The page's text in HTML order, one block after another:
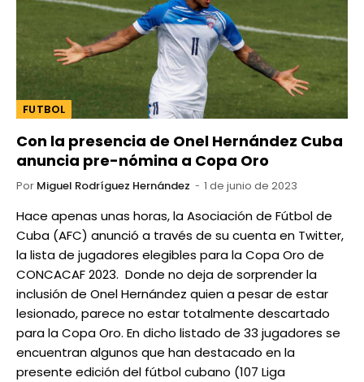
FUTBOL
Con la presencia de Onel Hernández Cuba
anuncia pre-nómina a Copa Oro
Por Miguel Rodríguez Hernández 1 de junio de 2023
Hace apenas unas horas, la Asociación de Fútbol de
Cuba (AFC) anunció a través de su cuenta en Twitter,
la lista de jugadores elegibles para la Copa Oro de
CONCACAF 2023. Donde no deja de sorprender la
inclusión de Onel Hernández quien a pesar de estar
lesionado, parece no estar totalmente descartado
para la Copa Oro. En dicho listado de 33 jugadores se
encuentran algunos que han destacado en la
presente edición del fútbol cubano (107 Liga